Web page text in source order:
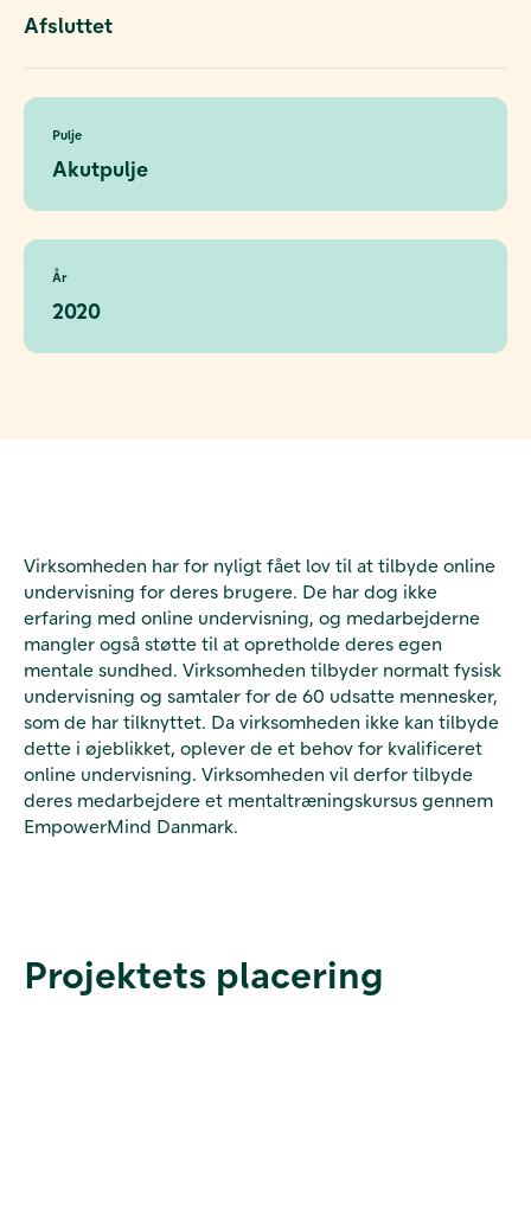
Afsluttet
Pulje
Akutpulje
År
2020
Virksomheden har for nyligt fået lov til at tilbyde online
undervisning for deres brugere. De har dog ikke
erfaring med online undervisning, og medarbejderne
mangler også støtte til at opretholde deres egen
mentale sundhed. Virksomheden tilbyder normalt fysisk
undervisning og samtaler for de 60 udsatte mennesker,
som de har tilknyttet. Da virksomheden ikke kan tilbyde
dette i øjeblikket, oplever de et behov for kvalificeret
online undervisning. Virksomheden vil derfor tilbyde
deres medarbejdere et mentaltræningskursus gennem
EmpowerMind Danmark.
Projektets placering